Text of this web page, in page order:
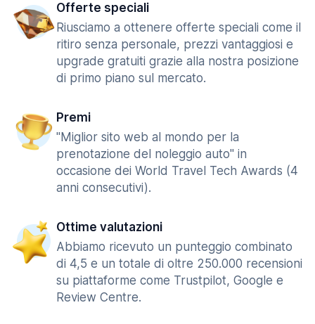
Offerte speciali
Riusciamo a ottenere offerte speciali come il
ritiro senza personale, prezzi vantaggiosi e
upgrade gratuiti grazie alla nostra posizione
di primo piano sul mercato.
Premi
"Miglior sito web al mondo per la
prenotazione del noleggio auto" in
occasione dei World Travel Tech Awards (4
anni consecutivi).
Ottime valutazioni
Abbiamo ricevuto un punteggio combinato
di 4,5 e un totale di oltre 250.000 recensioni
su piattaforme come Trustpilot, Google e
Review Centre.